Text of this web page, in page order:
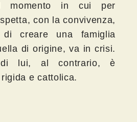
momento in cui per
con la convivenza,
di creare una famiglia
di origine, va in crisi.
lui, al contrario, è
e cattolica.